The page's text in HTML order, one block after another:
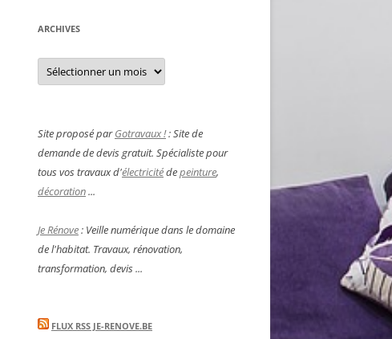
ARCHIVES
Archives
Site proposé parGotravaux !: Site de
demande de devis gratuit. Spécialiste pour
tous vos travaux d'électricitédepeinture,
décoration...
Je Rénove: Veille numérique dans le domaine
de l'habitat. Travaux, rénovation,
transformation, devis ...
FLUX RSS JE-RENOVE.BE